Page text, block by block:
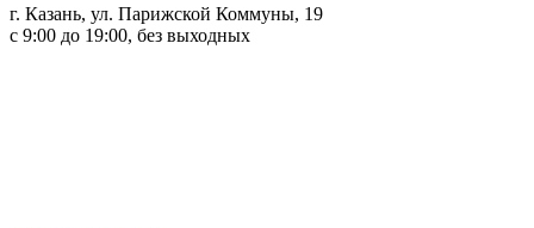
г. Казань, ул. Парижской Коммуны, 19
с 9:00 до 19:00, без выходных